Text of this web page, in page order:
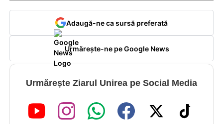
Adaugă-ne ca sursă preferată
Urmărește-ne pe Google News
Urmărește Ziarul Unirea pe Social Media